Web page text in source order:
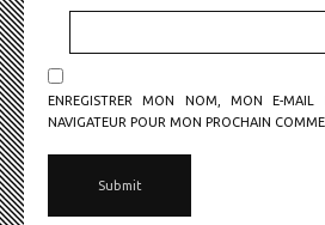
ENREGISTRER MON NOM, MON E-
NAVIGATEUR POUR MON PROCHAIN